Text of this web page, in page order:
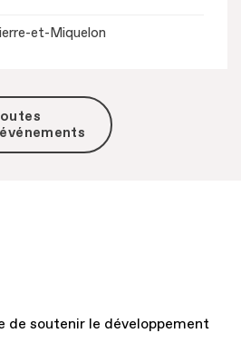
et-Miquelon
de soutenir le développement